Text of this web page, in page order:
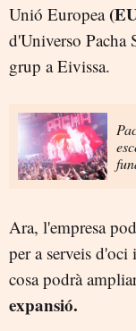
Unió Europea
d'Universo Pacha
grup a Eivissa.
Ara, l'empresa
per a serveis
cosa podrà
expansió.